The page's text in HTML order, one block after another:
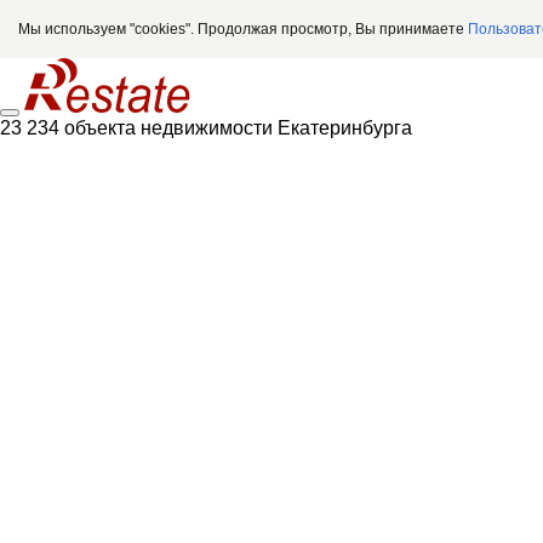
Мы используем "cookies". Продолжая просмотр, Вы принимаете
23 234 объекта недвижимости Екатеринбурга